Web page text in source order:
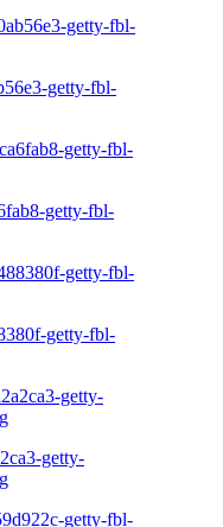
getty-fbl-
getty-fbl-
getty-fbl-
getty-